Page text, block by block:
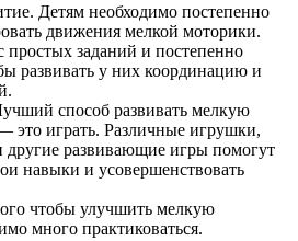
Детям необходимо постепенно
движения мелкой моторики.
простых заданий и постепенно
развивать у них координацию и
способ развивать мелкую
это играть. Различные игрушки,
другие развивающие игры помогут
навыки и усовершенствовать
чтобы улучшить мелкую
много практиковаться.